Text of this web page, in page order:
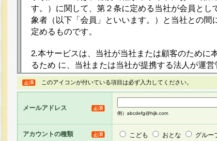
す。）に関して、第２条に定める当社が会員とし
象者（以下「会員」といいます。）と当社との間
定めるものです。
2.本サービスは、当社が当社または顧客のために
るため に、当社または当社が提携する法人が運
ト（以下「本サイト」といいます。）上に本サー
ージを設け、会員がアンケー ト調査に回答する
し、その結果を当社が集計・分析その他の利用を
るものです。なお、本サービスは、それぞれの目
員に対して本サービスの依頼を行うこともあり、
た全ての会員に対して本サービスの依頼をすると
このアイコンが付いている項目は必ず入力してください。
メールアドレス
例）abcdefg@hijk.com
アカウントの種類 こども おとな グルー